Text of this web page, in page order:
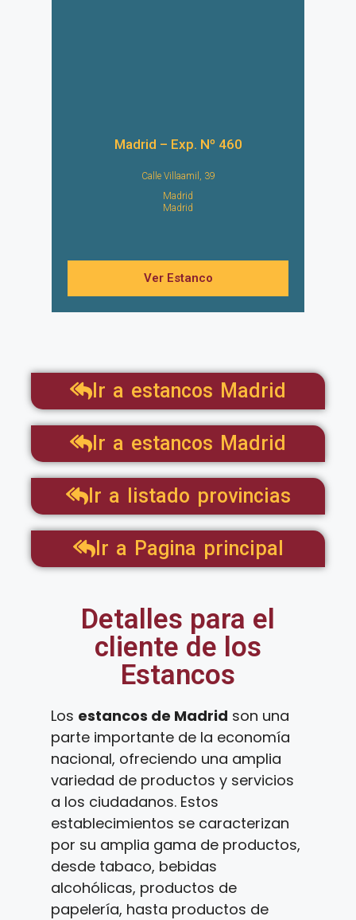
Madrid – Exp. Nº 460
Calle Villaamil, 39
Madrid
Madrid
Ver Estanco
Ir a estancos Madrid
Ir a estancos Madrid
Ir a listado provincias
Ir a Pagina principal
Detalles para el
cliente de los
Estancos
Los estancos de Madrid son una
parte importante de la economía
nacional, ofreciendo una amplia
variedad de productos y servicios
a los ciudadanos. Estos
establecimientos se caracterizan
por su amplia gama de productos,
desde tabaco, bebidas
alcohólicas, productos de
papelería, hasta productos de